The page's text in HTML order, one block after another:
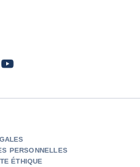
Youtube
PERSONNELLES
ÉTHIQUE